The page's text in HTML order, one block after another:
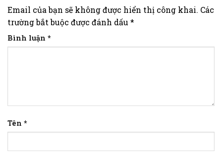
Email của bạn sẽ không được hiển thị công khai. Các
trường bắt buộc được đánh dấu *
Bình luận *
Tên *